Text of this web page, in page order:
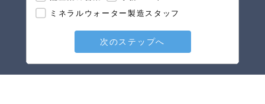
ミネラルウォーター製造スタッフ
次のステップへ